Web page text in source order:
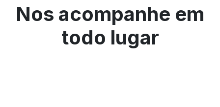
Nos acompanhe em
todo lugar